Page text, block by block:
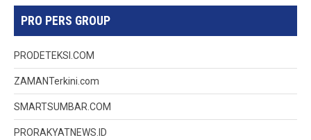
PRO PERS GROUP
PRODETEKSI.COM
ZAMANTerkini.com
SMARTSUMBAR.COM
PRORAKYATNEWS.ID